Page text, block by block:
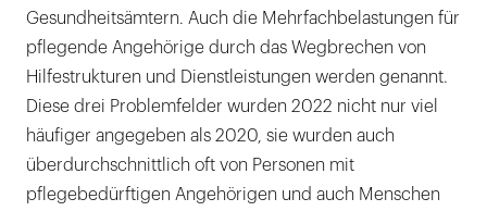
Gesundheitsämtern. Auch die Mehrfachbelastungen für
pflegende Angehörige durch das Wegbrechen von
Hilfestrukturen und Dienstleistungen werden genannt.
Diese drei Problemfelder wurden 2022 nicht nur viel
häufiger angegeben als 2020, sie wurden auch
überdurchschnittlich oft von Personen mit
pflegebedürftigen Angehörigen und auch Menschen